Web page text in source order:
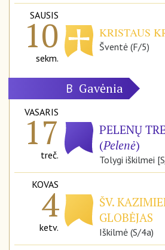
SAUSIS
10
sekm.
KRISTAUS
Šventė (F/5)
B Gavėnia
VASARIS
17
treč.
PELENŲ
(Pelenė)
Tolygi iškilmei
KOVAS
4
ketv.
ŠV.
GLOBĖJAS
Iškilmė (S/4a)